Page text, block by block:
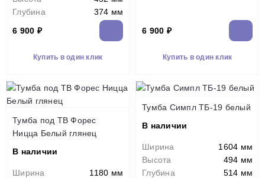
Глубина
374 мм
6 900 ₽
Купить в один клик
6 900 ₽
Купить в один клик
Тумба под ТВ Форес
Ницца Белый глянец
В наличии
Ширина
1180 мм
Тумба Симпл ТБ-19 белый
В наличии
Ширина
1604 мм
Высота
494 мм
Глубина
514 мм